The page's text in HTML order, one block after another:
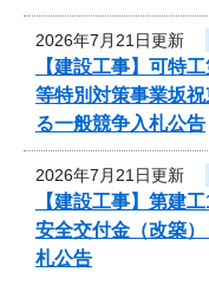
2026年7月21日更新
【建設工事】可特
等特別対策事業坂
る一般競争入札公告
2026年7月21日更新
【建設工事】第
安全交付金（改築
札公告